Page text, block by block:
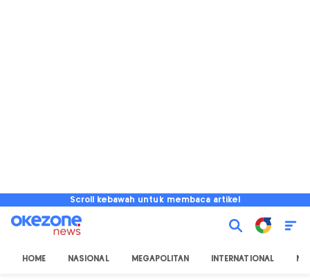
Scroll kebawah untuk membaca artikel
HOME NASIONAL MEGAPOLITAN INTERNATIONAL